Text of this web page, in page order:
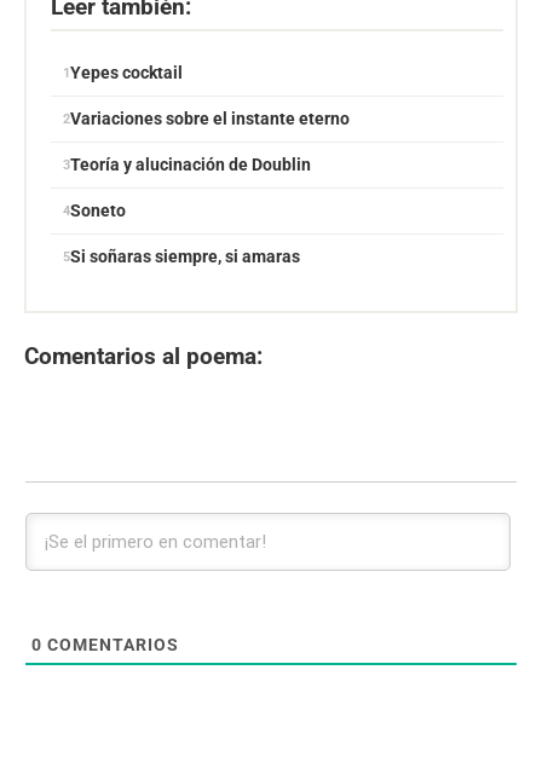
Leer también:
Yepes cocktail
Variaciones sobre el instante eterno
Teoría y alucinación de Doublin
Soneto
Si soñaras siempre, si amaras
Comentarios al poema:
0 COMENTARIOS